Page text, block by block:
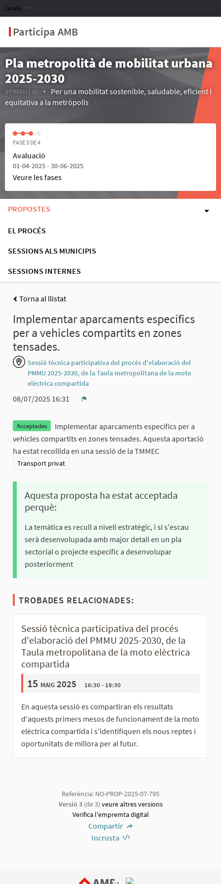
Participa AMB
Català
Pla metropolità de mobilitat urbana
2025-2030
#PMMU
(Enllaç extern)
Per una mobilitat sostenible, saludable, eficient i
equitativa a la metròpolis
FASE 3 DE 4
Avaluació
01-04-2025 - 30-06-2025
Veure les fases
PROPOSTES
EL PROCÉS
SESSIONS ALS MUNICIPIS
SESSIONS INTERNES
Torna al llistat
Implementar aparcaments específics
per a vehicles compartits en zones
tensades.
Sessió tècnica participativa del procés d'elaboració del
PMMU 2025-2030, de la Taula metropolitana de la moto
elèctrica compartida
08/07/2025 16:31
Acceptades
Implementar aparcaments específics per a
vehicles compartits en zones tensades. Aquesta aportació
ha estat recollida en una sessió de la TMMEC
Resultats al filtrar per la categoria: Transport privat
Transport privat
Aquesta proposta ha estat acceptada
perquè:
La temàtica es recull a nivell estratègic, i si s'escau
serà desenvolupada amb major detall en un pla
sectorial o projecte específic a desenvolupar
posteriorment
TROBADES RELACIONADES:
Sessió tècnica participativa del procés
d'elaboració del PMMU 2025-2030, de la
Taula metropolitana de la moto elèctrica
compartida
15 maig 2025 16:30 - 18:30
En aquesta sessió es compartiran els resultats
d'aquests primers mesos de funcionament de la moto
elèctrica compartida i s'identifiquen els nous reptes i
oportunitats de millora per al futur.
Referència: NO-PROP-2025-07-795
Versió 3(de 3) veure altres versions
Verifica l'empremta digital
Compartir
Incrusta